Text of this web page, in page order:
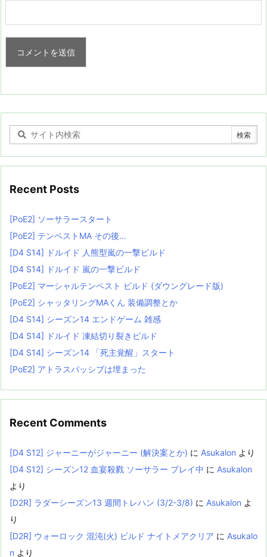
Recent Posts
[PoE2] ソーサラースタート
[PoE2] テンペストMA その後…
[D4 S14] ドルイド 人熊型嵐の一撃ビルド
[D4 S14] ドルイド 嵐の一撃ビルド
[PoE2] マーシャルテンペスト ビルド (ダウングレード版)
[PoE2] シャッタリングMAくん 装備調整とか
[D4 S14] シーズン14 エンドゲーム 雑感
[D4 S14] ドルイド 凍結切り裂きビルド
[D4 S14] シーズン14 「死主覚醒」スタート
[PoE2] アトラスパッシブは埋まった
Recent Comments
[D4 S12] ジャーニーがジャーニー (解決案とか) に Asukalon より
[D4 S12] シーズン12 血宴殺戮 ソーサラー プレイ中 に Asukalon
より
[D2R] ラダーシーズン13 週間トレハン (3/2-3/8) に Asukalon よ
り
[D2R] ウォーロック 混沌(火) ビルド ナイトメアクリア に Asukalo
n より